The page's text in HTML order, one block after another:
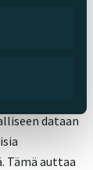
dataan
Tämä auttaa